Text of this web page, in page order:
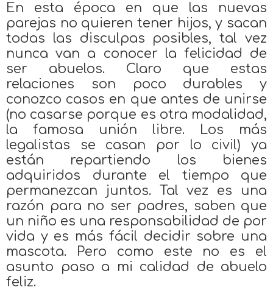
En esta época en que las nuevas
parejas no quieren tener hijos, y sacan
todas las disculpas posibles, tal vez
nunca van a conocer la felicidad de
ser abuelos. Claro que estas
relaciones son poco durables y
conozco casos en que antes de unirse
(no casarse porque es otra modalidad,
la famosa unión libre. Los más
legalistas se casan por lo civil) ya
están repartiendo los bienes
adquiridos durante el tiempo que
permanezcan juntos. Tal vez es una
razón para no ser padres, saben que
un niño es una responsabilidad de por
vida y es más fácil decidir sobre una
mascota. Pero como este no es el
asunto paso a mi calidad de abuelo
feliz.